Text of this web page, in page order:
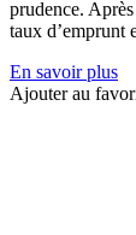
prudence.
taux d’emprunt
En savoir plus
Ajouter au